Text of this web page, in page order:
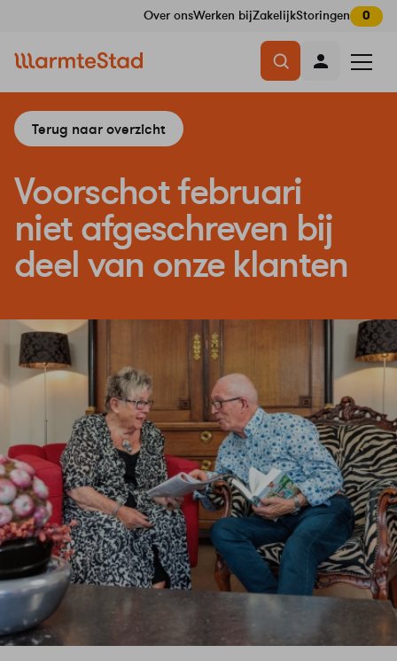
overslaan
Over onsWerken bijZakelijkStoringen 0
openen
Terug naar overzicht
Voorschot februari
niet afgeschreven bij
deel van onze klanten